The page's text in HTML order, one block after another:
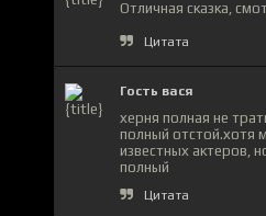
Отличная сказка,
Цитата
Гость вася
херня полная не
полный отстой.хотя
известных актеров,
полный
Цитата